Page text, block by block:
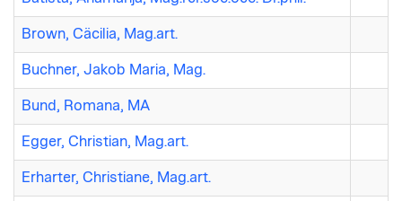
Brown, Cäcilia, Mag.art.
Buchner, Jakob Maria, Mag.
Bund, Romana, MA
Egger, Christian, Mag.art.
Erharter, Christiane, Mag.art.